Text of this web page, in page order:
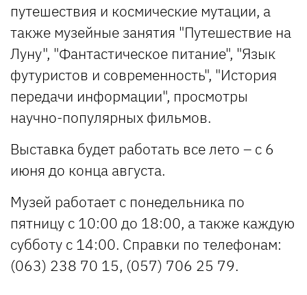
путешествия и космические мутации, а
также музейные занятия "Путешествие на
Луну", "Фантастическое питание", "Язык
футуристов и современность", "История
передачи информации", просмотры
научно-популярных фильмов.
Выставка будет работать все лето – с 6
июня до конца августа.
Музей работает с понедельника по
пятницу с 10:00 до 18:00, а также каждую
субботу с 14:00. Справки по телефонам:
(063) 238 70 15, (057) 706 25 79.